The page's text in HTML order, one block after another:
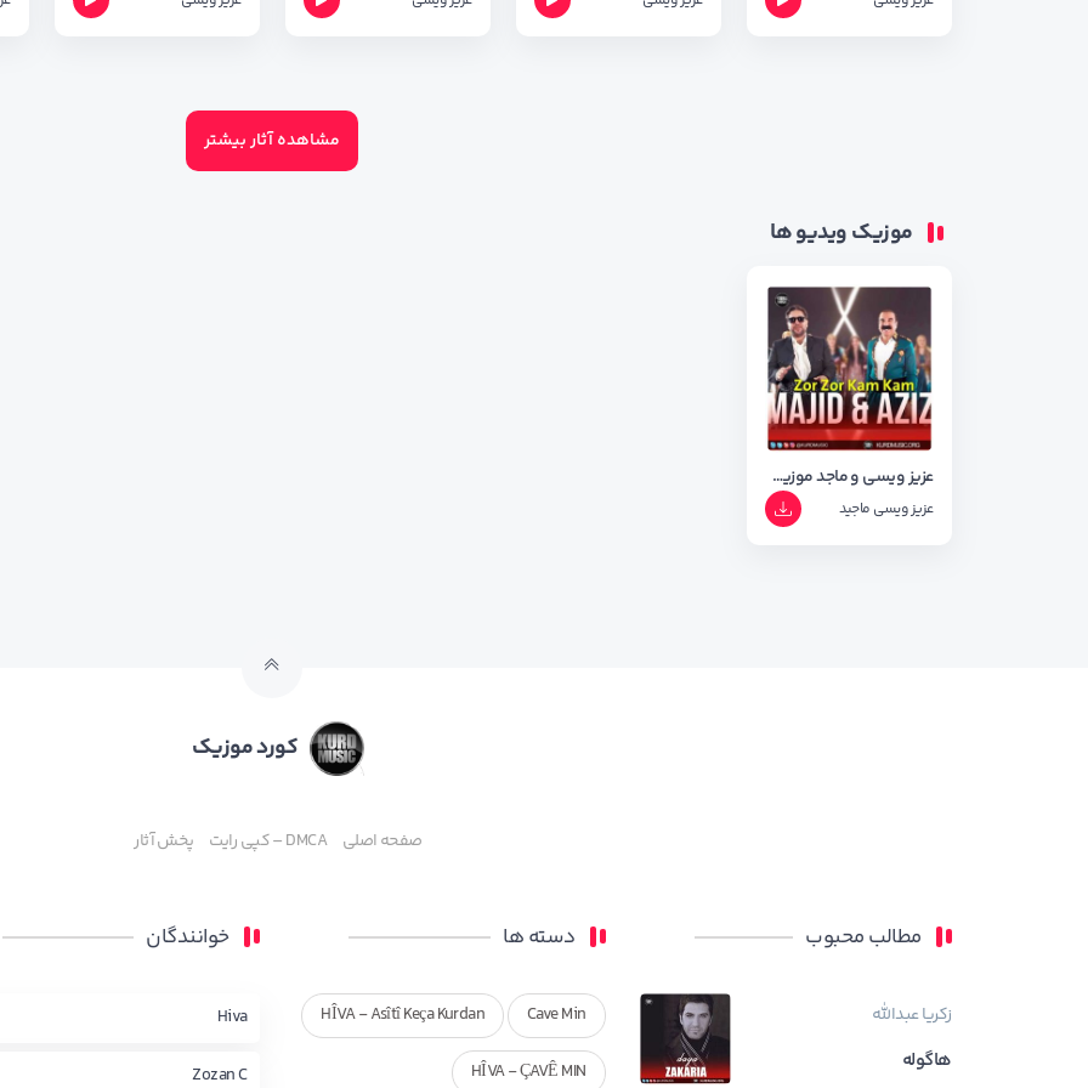
مشاهده آثار بیشتر
موزیک ویدیو ها
عزیز ویسی و ماجد موزیک ویدیو زور زور و کم کم
عزیز ویسی ماجید
کورد موزیک
صفحه اصلی DMCA – کپی رایت پخش آثار
مطالب محبوب
زکریا عبدالله
هاگوله
دسته ها
Cave Min
HÎVA - Asîtî Keça Kurdan
HÎVA - ÇAVÊ MIN
خوانندگان
Hiva
Zozan C